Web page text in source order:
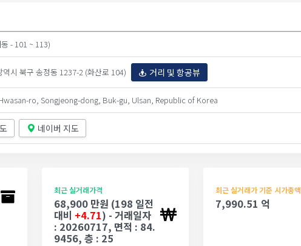
- 101 ~ 113)
시 북구 송정동 1237-2 (화산로 104) 거리 및 항공뷰
ro, Songjeong-dong, Buk-gu, Ulsan, Republic of Korea
네이버 지도
최근 실거래가격
68,900 만원 (198 일전
대비 +4.71) - 거래일자
: 20260717, 면적 : 84.
9456, 층 : 25
최근 실거래가 기준 시가총액
7,990.51 억